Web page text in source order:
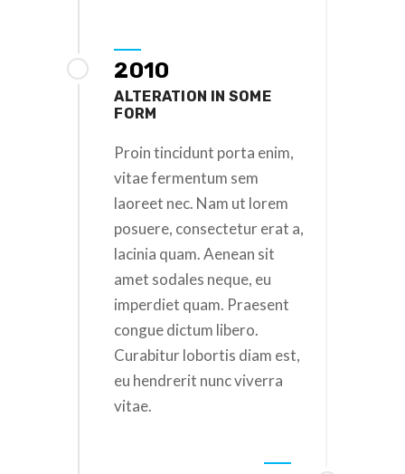
2010
ALTERATION IN SOME
FORM
Proin tincidunt porta enim,
vitae fermentum sem
laoreet nec. Nam ut lorem
posuere, consectetur erat a,
lacinia quam. Aenean sit
amet sodales neque, eu
imperdiet quam. Praesent
congue dictum libero.
Curabitur lobortis diam est,
eu hendrerit nunc viverra
vitae.